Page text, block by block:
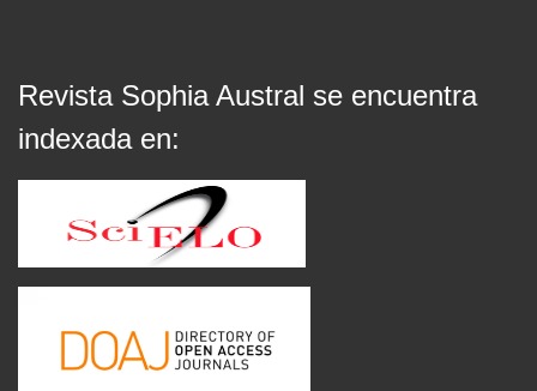
Revista Sophia Austral se encuentra
indexada en: